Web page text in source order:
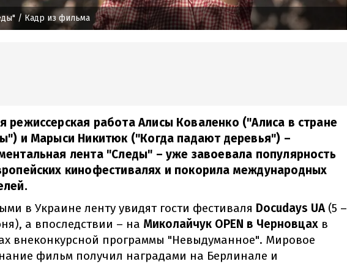
/ Кадр из фильма
режиссерская работа Алисы Коваленко ("Алиса в стране
и Марыси Никитюк ("Когда падают деревья") –
лента "Следы" – уже завоевала популярность
кинофестивалях и покорила международных
в Украине ленту увидят гости фестиваля Docudays UA(5 –
а впоследствии – на Миколайчук OPEN в Черновцах в
внеконкурсной программы "Невыдуманное". Мировое
фильм получил наградами на Берлинале и